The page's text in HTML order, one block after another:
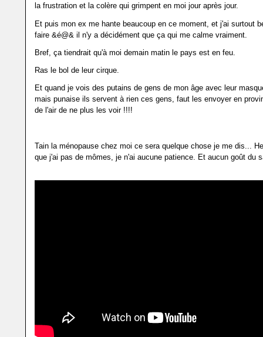
la frustration et la colère qui grimpent en moi jour après jour.
Et puis mon ex me hante beaucoup en ce moment, et j'ai surtout
faire &é@& il n'y a décidément que ça qui me calme vraiment.
Bref, ça tiendrait qu'à moi demain matin le pays est en feu.
Ras le bol de leur cirque.
Et quand je vois des putains de gens de mon âge avec leur
mais punaise ils servent à rien ces gens, faut les envoyer en
de l'air de ne plus les voir !!!!
Tain la ménopause chez moi ce sera quelque chose je me dis...
que j'ai pas de mômes, je n'ai aucune patience. Et aucun goût du